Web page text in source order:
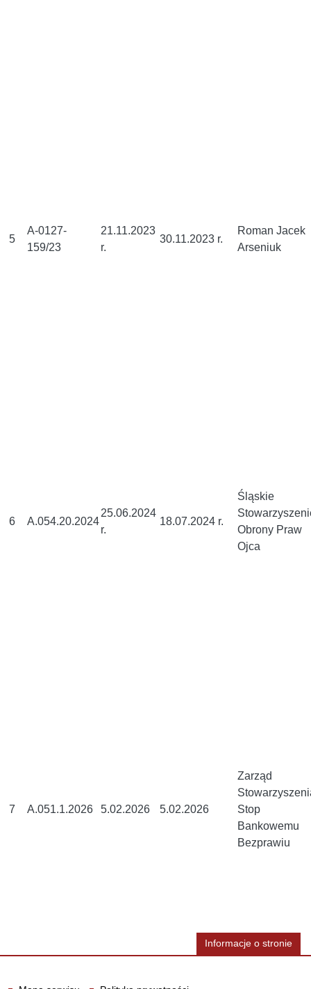
5
A-0127-
159/23
21.11.2023
r.
30.11.2023 r.
Roman Jacek
Arseniuk
6 A.054.20.2024
25.06.2024
r.
18.07.2024 r.
Śląskie
Obrony Praw
Ojca
7 A.051.1.2026 5.02.2026 5.02.2026
Zarząd
Stop
Bankowemu
Bezprawiu
Informacje o stronie